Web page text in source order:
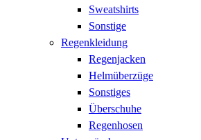
Sweatshirts
Sonstige
Regenkleidung
Regenjacken
Helmüberzüge
Sonstiges
Überschuhe
Regenhosen